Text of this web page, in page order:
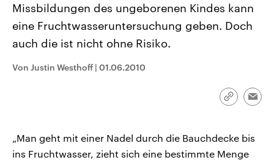
Landtagswahl Sachsen-Anhalt
Alle Informationen
September 2026 einen neuen
Landtag. Seit 2021 wird das
und Kandidaten der anstehenden
Wahl.
USA
Hintergründe
aktuelle Weltgeschehen.
Audio-Archiv
Missbildungen des ungeborenen Kindes kann
eine Fruchtwasseruntersuchung geben. Doch
auch die ist nicht ohne Risiko.
Von Justin Westhoff | 01.06.2010
Link
„Man geht mit einer Nadel durch die Bauchdecke bis
ins Fruchtwasser, zieht sich eine bestimmte Menge